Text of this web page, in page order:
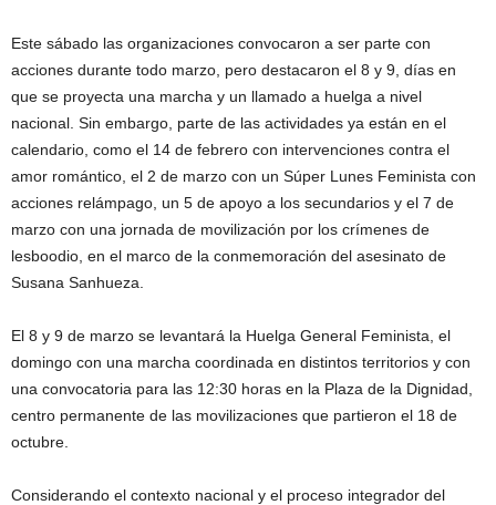
Este sábado las organizaciones convocaron a ser parte con
acciones durante todo marzo, pero destacaron el 8 y 9, días en
que se proyecta una marcha y un llamado a huelga a nivel
nacional. Sin embargo, parte de las actividades ya están en el
calendario, como el 14 de febrero con intervenciones contra el
amor romántico, el 2 de marzo con un Súper Lunes Feminista con
acciones relámpago, un 5 de apoyo a los secundarios y el 7 de
marzo con una jornada de movilización por los crímenes de
lesboodio, en el marco de la conmemoración del asesinato de
Susana Sanhueza.
El 8 y 9 de marzo se levantará la Huelga General Feminista, el
domingo con una marcha coordinada en distintos territorios y con
una convocatoria para las 12:30 horas en la Plaza de la Dignidad,
centro permanente de las movilizaciones que partieron el 18 de
octubre.
Considerando el contexto nacional y el proceso integrador del